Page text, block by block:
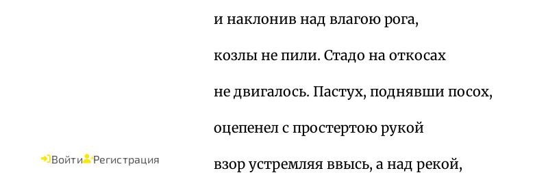
Войти Регистрация
и наклонив над влагою рога,
козлы не пили. Стадо на откосах
не двигалось. Пастух, поднявши посох,
оцепенел с простертою рукой
взор устремляя ввысь, а над рекой,